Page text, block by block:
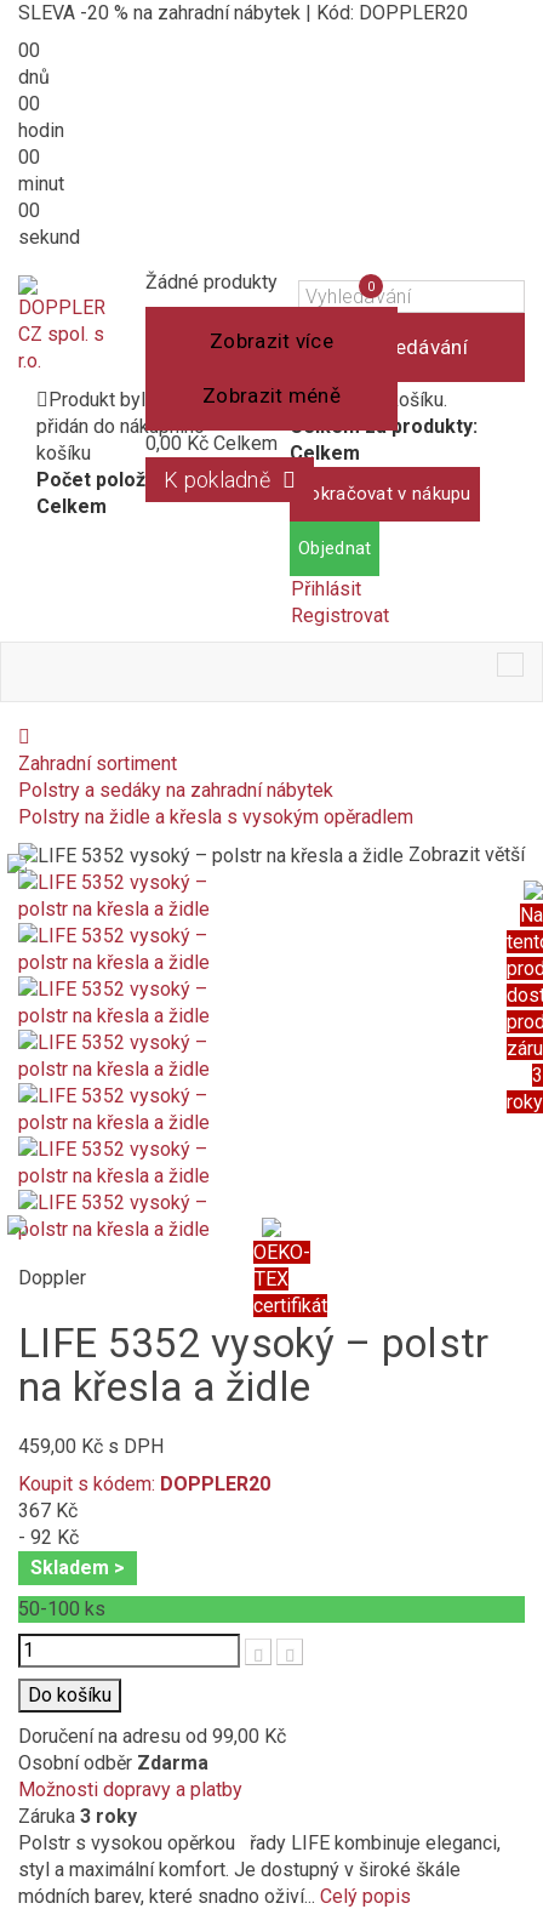
SLEVA -20 % na zahradní nábytek | Kód: DOPPLER20
00
dnů
00
hodin
00
minut
00
sekund
Vyhledávání
Košík
(prázdný)
Žádné produkty
Zobrazit více
Zobrazit méně
0,00 Kč Celkem
K pokladně
Produkt byl úspěšně
přidán do nákupního
košíku
Počet položek:
Celkem
1 produkt v košíku.
Celkem za produkty:
Celkem
Pokračovat v nákupu
Objednat
Přihlásit
Registrovat
Porovnání
produktů
0
Zahradní sortiment
Polstry a sedáky na zahradní nábytek
Polstry na židle a křesla s vysokým opěradlem
OEKO-
TEX
certifikát
Na
3
roky
Zobrazit větší
Doppler
LIFE 5352 vysoký – polstr
na křesla a židle
459,00 Kč s DPH
Koupit s kódem: DOPPLER20
367 Kč
- 92 Kč
Skladem >
50-100 ks
Počet
Do košíku
Doručení na adresu od 99,00 Kč
Osobní odběr Zdarma
Možnosti dopravy a platby
Záruka 3 roky
Polstr s vysokou opěrkou řady LIFE kombinuje eleganci,
styl a maximální komfort. Je dostupný v široké škále
módních barev, které snadno oživí... Celý popis